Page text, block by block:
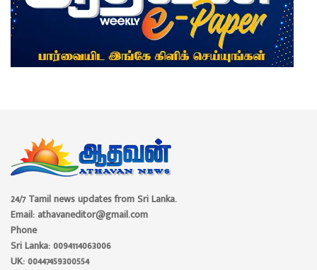
24/7 Tamil news updates from Sri Lanka.
Email: athavaneditor@gmail.com
Phone
Sri Lanka: 0094114063006
UK: 00447459300554